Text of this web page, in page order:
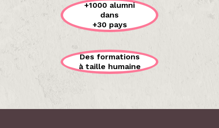
+1000 alumni
dans
+30 pays
Des formations
à taille humaine